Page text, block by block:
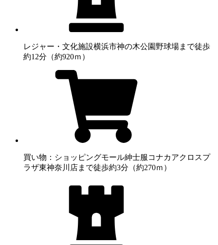
レジャー・文化施設横浜市神の木公園野球場まで徒歩
約12分（約920ｍ）
買い物：ショッピングモール紳士服コナカアクロスプ
ラザ東神奈川店まで徒歩約3分（約270ｍ）